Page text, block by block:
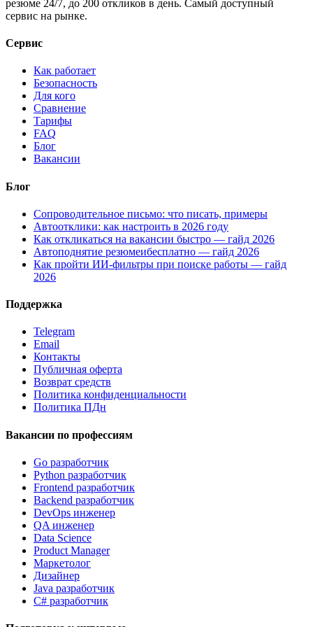
резюме 24/7, до 200 откликов в день. Самый доступный
сервис на рынке.
Сервис
Как работает
Безопасность
Для кого
Сравнение
Тарифы
FAQ
Блог
Вакансии
Блог
Сопроводительное письмо: что писать, примеры
Автоотклики: как настроить в 2026 году
Как откликаться на вакансии быстро — гайд 2026
Автоподнятие резюмеибесплатно — гайд 2026
Как пройти ИИ-фильтры при поиске работы — гайд
2026
Поддержка
Telegram
Email
Контакты
Публичная оферта
Возврат средств
Политика конфиденциальности
Политика ПДн
Вакансии по профессиям
Go разработчик
Python разработчик
Frontend разработчик
Backend разработчик
DevOps инженер
QA инженер
Data Science
Product Manager
Маркетолог
Дизайнер
Java разработчик
C# разработчик